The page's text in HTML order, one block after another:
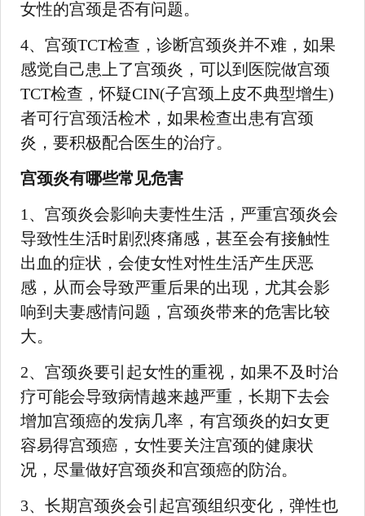
女性的宫颈是否有问题。
4、宫颈TCT检查，诊断宫颈炎并不难，如果
感觉自己患上了宫颈炎，可以到医院做宫颈
TCT检查，怀疑CIN(子宫颈上皮不典型增生)
者可行宫颈活检术，如果检查出患有宫颈
炎，要积极配合医生的治疗。
宫颈炎有哪些常见危害
1、宫颈炎会影响夫妻性生活，严重宫颈炎会
导致性生活时剧烈疼痛感，甚至会有接触性
出血的症状，会使女性对性生活产生厌恶
感，从而会导致严重后果的出现，尤其会影
响到夫妻感情问题，宫颈炎带来的危害比较
大。
2、宫颈炎要引起女性的重视，如果不及时治
疗可能会导致病情越来越严重，长期下去会
增加宫颈癌的发病几率，有宫颈炎的妇女更
容易得宫颈癌，女性要关注宫颈的健康状
况，尽量做好宫颈炎和宫颈癌的防治。
3、长期宫颈炎会引起宫颈组织变化，弹性也